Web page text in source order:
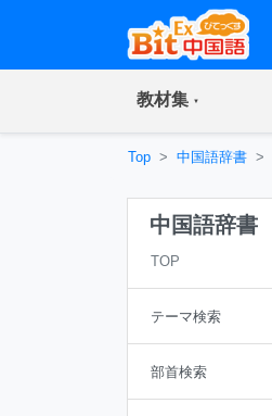
教材集(current)
Top 中国語辞書
中国語辞書
TOP
テーマ検索
部首検索